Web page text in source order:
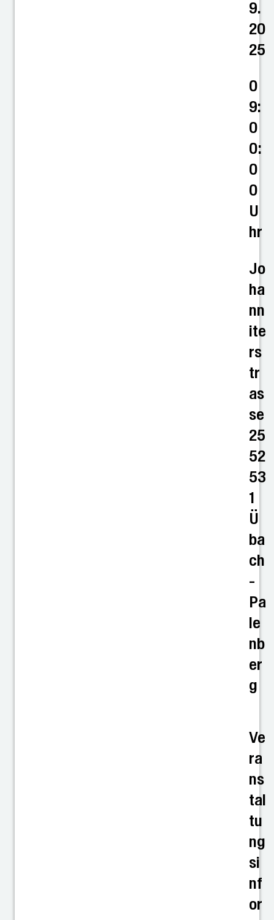
9.
20
25
0
9:
0
0:
0
0
U
hr
Jo
ha
nn
ite
rs
tr
as
se
25
52
53
1
Ü
ba
ch
-
Pa
le
nb
er
g
Ve
ra
ns
tal
tu
ng
si
nf
or